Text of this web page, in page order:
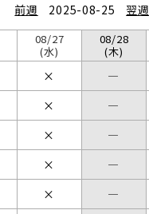
前週 2025-08-25 翌週
08/27
(水)
08/28
(木)